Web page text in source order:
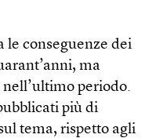
le conseguenze dei
ma
nell’ultimo periodo.
più di
tema, rispetto agli